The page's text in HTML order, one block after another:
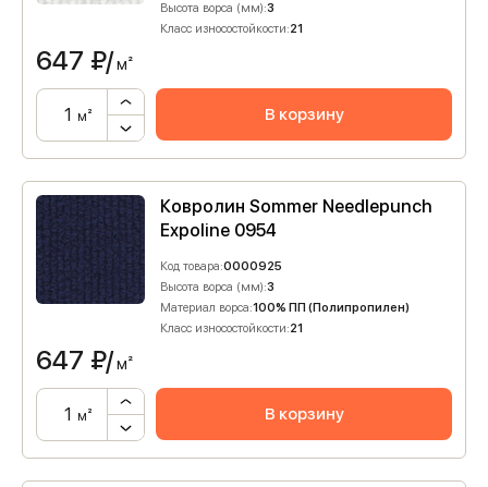
Высота ворса (мм):3
Класс износостойкости:21
647 ₽/м²
м² В корзину
Ковролин Sommer Needlepunch
Expoline 0954
Код товара:0000925
Высота ворса (мм):3
Материал ворса:100% ПП (Полипропилен)
Класс износостойкости:21
647 ₽/м²
м² В корзину